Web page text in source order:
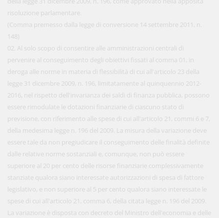
risoluzione parlamentare.
(Comma premesso dalla legge di conversione 14 settembre 2011, n.
148)
02. Al solo scopo di consentire alle amministrazioni centrali di
pervenire al conseguimento degli obiettivi fissati al comma 01, in
deroga alle norme in materia di flessibilità di cui all'articolo 23 della
legge 31 dicembre 2009, n. 196, limitatamente al quinquennio 2012-
2016, nel rispetto dell'invarianza dei saldi di finanza pubblica, possono
essere rimodulate le dotazioni finanziarie di ciascuno stato di
previsione, con riferimento alle spese di cui all'articolo 21, commi 6 e 7,
della medesima legge n. 196 del 2009. La misura della variazione deve
essere tale da non pregiudicare il conseguimento delle finalità definite
dalle relative norme sostanziali e, comunque, non può essere
superiore al 20 per cento delle risorse finanziarie complessivamente
stanziate qualora siano interessate autorizzazioni di spesa di fattore
legislativo, e non superiore al 5 per cento qualora siano interessate le
spese di cui all'articolo 21, comma 6, della citata legge n. 196 del 2009.
La variazione è disposta con decreto del Ministro dell'economia e delle